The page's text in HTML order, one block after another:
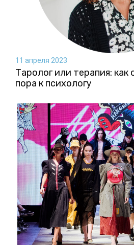
11 апреля 2023
Таролог или терапия: как
пора к психологу